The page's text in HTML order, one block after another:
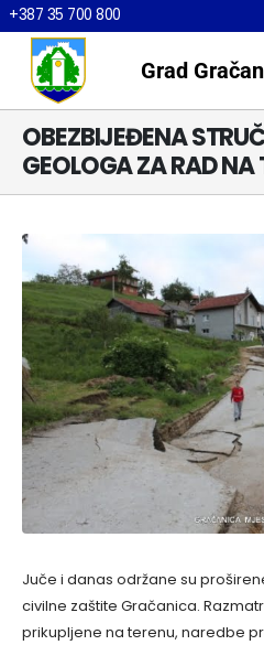
+387 35 700 800
Grad
OBEZBIJEĐENA
GEOLOGA ZA RAD NA
Juče i danas održane su
civilne zaštite Gračanica.
prikupljene na terenu, naredbe